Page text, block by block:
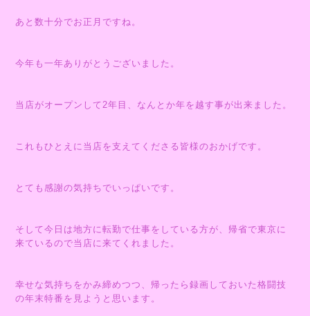
あと数十分でお正月ですね。
今年も一年ありがとうございました。
当店がオープンして2年目、なんとか年を越す事が出来ました。
これもひとえに当店を支えてくださる皆様のおかげです。
とても感謝の気持ちでいっぱいです。
そして今日は地方に転勤で仕事をしている方が、帰省で東京に
来ているので当店に来てくれました。
幸せな気持ちをかみ締めつつ、帰ったら録画しておいた格闘技
の年末特番を見ようと思います。